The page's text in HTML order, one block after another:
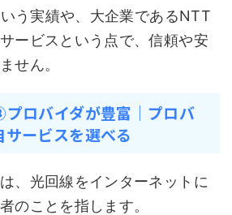
いう実績や、大企業であるNTT
ービスという点で、信頼や安
せん。
ロバイダが豊富｜プロバ
ービスを選べる
、光回線をインターネットに
のことを指します。